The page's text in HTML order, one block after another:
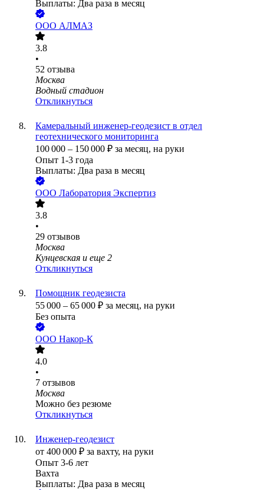
Выплаты: Два раза в месяц
ООО АЛМАЗ
3.8
•
52 отзыва
Москва
Водный стадион
Откликнуться
Камеральный инженер-геодезист в отдел
геотехнического мониторинга
100 000 – 150 000 ₽ за месяц, на руки
Опыт 1-3 года
Выплаты: Два раза в месяц
ООО Лаборатория Экспертиз
3.8
•
29 отзывов
Москва
Кунцевская и еще 2
Откликнуться
Помощник геодезиста
55 000 – 65 000 ₽ за месяц, на руки
Без опыта
ООО Накор-К
4.0
•
7 отзывов
Москва
Можно без резюме
Откликнуться
Инженер-геодезист
от 400 000 ₽ за вахту, на руки
Опыт 3-6 лет
Вахта
Выплаты: Два раза в месяц